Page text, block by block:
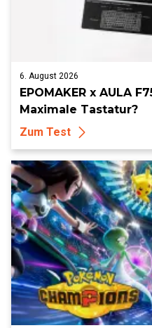
6. August 2026
EPOMAKER x AULA
Maximale Tastatur?
Zum Test